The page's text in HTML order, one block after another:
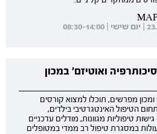
ואוטיזם' במכון
מפרשים, תוכלו למצוא קורסים
הטיפול האינטגרטיבי בילדים,
טיפוליות מגוונות, מודלים עדכניים
במסגרת טיפול רב ממדי במטופלים